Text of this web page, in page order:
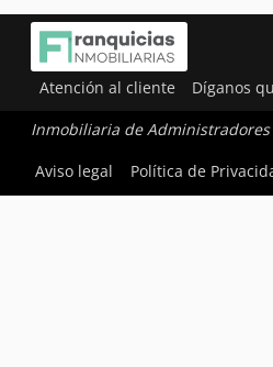
Atención al cliente Díganos
Inmobiliaria de Administradores
Aviso legal
Política de